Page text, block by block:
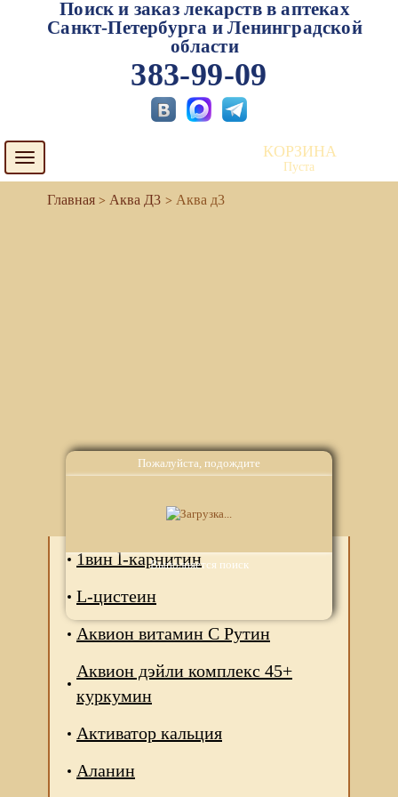
Пожалуйста, подождите
Выполняется поиск
Поиск и заказ лекарств в аптеках
Санкт-Петербурга и Ленинградской
области
383-99-09
Toggle
navigation
КОРЗИНА
Пуста
Аква Д3 Аква д3
Аналоги
1вин l-карнитин
L-цистеин
Аквион витамин С Рутин
Аквион дэйли комплекс 45+
куркумин
Активатор кальция
Аланин